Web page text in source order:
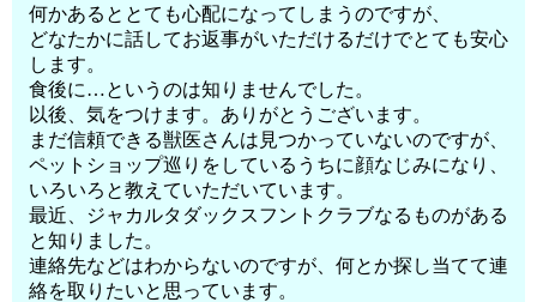
何かあるととても心配になってしまうのですが、
どなたかに話してお返事がいただけるだけでとても安心
します。
食後に…というのは知りませんでした。
以後、気をつけます。ありがとうございます。
まだ信頼できる獣医さんは見つかっていないのですが、
ペットショップ巡りをしているうちに顔なじみになり、
いろいろと教えていただいています。
最近、ジャカルタダックスフントクラブなるものがある
と知りました。
連絡先などはわからないのですが、何とか探し当てて連
絡を取りたいと思っています。